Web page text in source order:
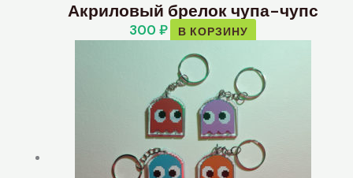
Акриловый брелок чупа-чупс
300 ₽ В КОРЗИНУ